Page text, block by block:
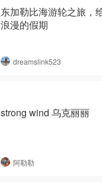
东加勒比海游轮之旅，
浪漫的假期
dreamslink523
strong wind 乌克丽丽
阿勒勒